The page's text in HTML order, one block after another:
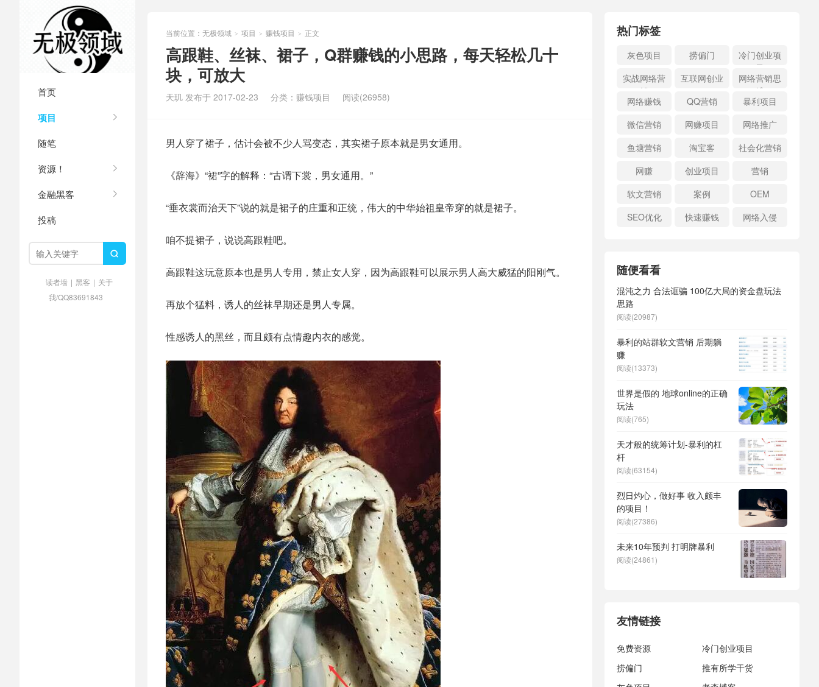
首页
项目
随笔
资源！
金融黑客
投稿

读者墙 | 黑客 | 关于
我/QQ83691843
当前位置： 无极领域 > 项目 > 赚钱项目 > 正文
高跟鞋、丝袜、裙子，Q群赚钱的小思路，每天轻松几十
块，可放大
天玑 发布于 2017-02-23 分类： 赚钱项目 阅读(26958)
男人穿了裙子，估计会被不少人骂变态，其实裙子原本就是男女通用。
《辞海》“裙”字的解释：“古谓下裳，男女通用。”
“垂衣裳而治天下”说的就是裙子的庄重和正统，伟大的中华始祖皇帝穿的就是裙子。
咱不提裙子，说说高跟鞋吧。
高跟鞋这玩意原本也是男人专用，禁止女人穿，因为高跟鞋可以展示男人高大威猛的阳刚气。
再放个猛料，诱人的丝袜早期还是男人专属。
性感诱人的黑丝，而且颇有点情趣内衣的感觉。
热门标签
灰色项目 捞偏门
冷门创业项
目
实战网络营
销
互联网创业
网络营销思
维
网络赚钱
QQ营销
暴利项目
微信营销
网赚项目
网络推广
鱼塘营销
淘宝客
社会化营销
网赚
创业项目
营销
软文营销
案例
OEM
SEO优化
快速赚钱 网络入侵
随便看看
混沌之力 合法诓骗 100亿大局的资金盘玩法
思路
阅读(20987)
暴利的站群软文营销 后期躺
赚
阅读(13373)
世界是假的 地球online的正确
玩法
阅读(765)
天才般的统筹计划-暴利的杠
杆
阅读(63154)
烈日灼心，做好事 收入颇丰
的项目！
阅读(27386)
未来10年预判 打明牌暴利
阅读(24861)
友情链接
免费资源
冷门创业项目
捞偏门
推有所学干货